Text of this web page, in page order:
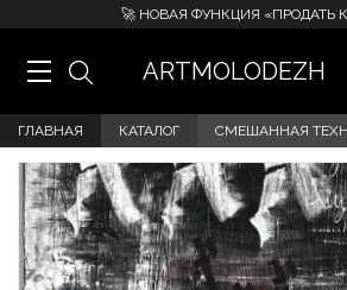
🚀 НОВАЯ ФУНКЦИЯ «ПРОДАТЬ
ARTMOLODEZH
ГЛАВНАЯ КАТАЛОГ СМЕШАННАЯ